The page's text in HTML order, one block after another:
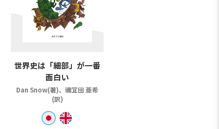
世界史は「細部」が一番
面白い
Dan Snow(著)、禰冝田 亜希
(訳)